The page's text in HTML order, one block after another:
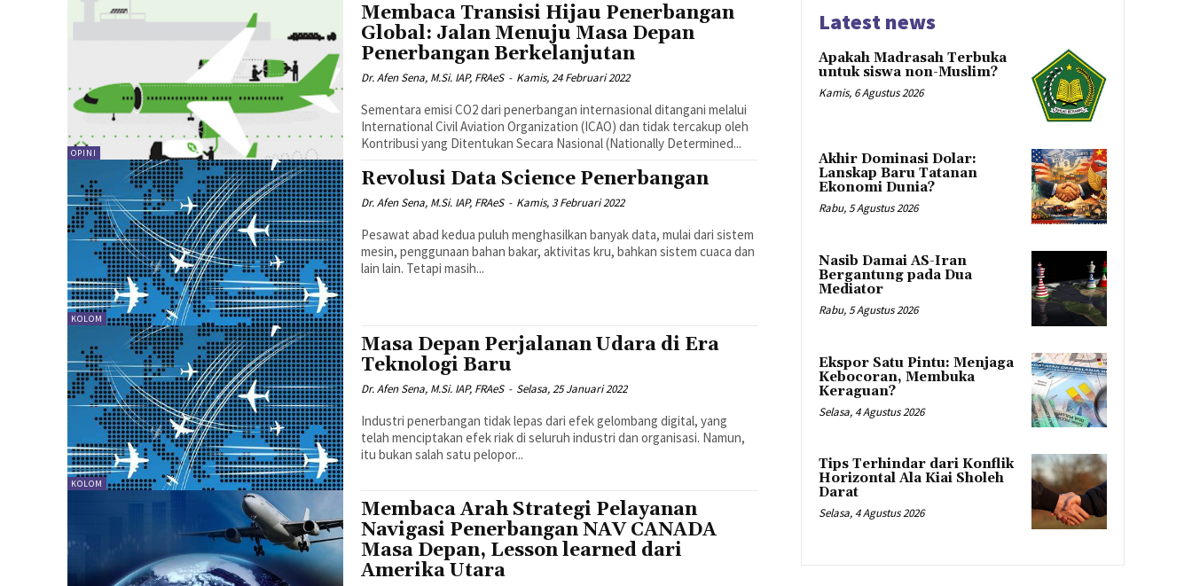
OPINI
Membaca Transisi Hijau Penerbangan
Global: Jalan Menuju Masa Depan
Penerbangan Berkelanjutan
Dr. Afen Sena, M.Si. IAP, FRAeS - Kamis, 24 Februari 2022
Sementara emisi CO2 dari penerbangan internasional ditangani melalui
International Civil Aviation Organization (ICAO) dan tidak tercakup oleh
Kontribusi yang Ditentukan Secara Nasional (Nationally Determined...
KOLOM
Revolusi Data Science Penerbangan
Dr. Afen Sena, M.Si. IAP, FRAeS - Kamis, 3 Februari 2022
Pesawat abad kedua puluh menghasilkan banyak data, mulai dari sistem
mesin, penggunaan bahan bakar, aktivitas kru, bahkan sistem cuaca dan
lain lain. Tetapi masih...
KOLOM
Masa Depan Perjalanan Udara di Era
Teknologi Baru
Dr. Afen Sena, M.Si. IAP, FRAeS - Selasa, 25 Januari 2022
Industri penerbangan tidak lepas dari efek gelombang digital, yang
telah menciptakan efek riak di seluruh industri dan organisasi. Namun,
itu bukan salah satu pelopor...
Membaca Arah Strategi Pelayanan
Navigasi Penerbangan NAV CANADA
Masa Depan, Lesson learned dari
Amerika Utara
Latest news
Apakah Madrasah Terbuka
untuk siswa non-Muslim?
Kamis, 6 Agustus 2026
Akhir Dominasi Dolar:
Lanskap Baru Tatanan
Ekonomi Dunia?
Rabu, 5 Agustus 2026
Nasib Damai AS-Iran
Bergantung pada Dua
Mediator
Rabu, 5 Agustus 2026
Ekspor Satu Pintu: Menjaga
Kebocoran, Membuka
Keraguan?
Selasa, 4 Agustus 2026
Tips Terhindar dari Konflik
Horizontal Ala Kiai Sholeh
Darat
Selasa, 4 Agustus 2026